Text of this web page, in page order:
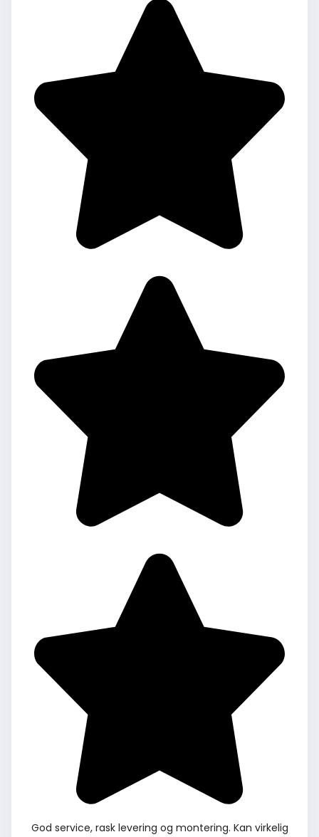
God service, rask levering og montering. Kan virkelig